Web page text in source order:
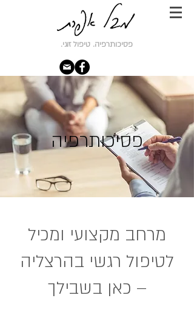
פסיכותרפיה. טיפול זוגי.
פסיכותרפיה
מרחב מקצועי ומכיל
לטיפול רגשי בהרצליה
– כאן בשבילך